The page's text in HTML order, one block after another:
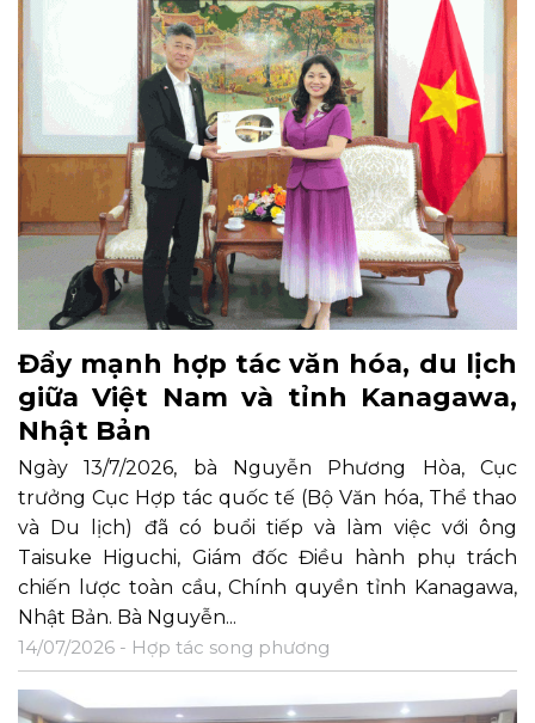
Đẩy mạnh hợp tác văn hóa, du lịch
giữa Việt Nam và tỉnh Kanagawa,
Nhật Bản
Ngày 13/7/2026, bà Nguyễn Phương Hòa, Cục
trưởng Cục Hợp tác quốc tế (Bộ Văn hóa, Thể thao
và Du lịch) đã có buổi tiếp và làm việc với ông
Taisuke Higuchi, Giám đốc Điều hành phụ trách
chiến lược toàn cầu, Chính quyền tỉnh Kanagawa,
Nhật Bản. Bà Nguyễn...
14/07/2026 - Hợp tác song phương